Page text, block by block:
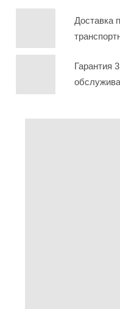
Доставка
Гарантия